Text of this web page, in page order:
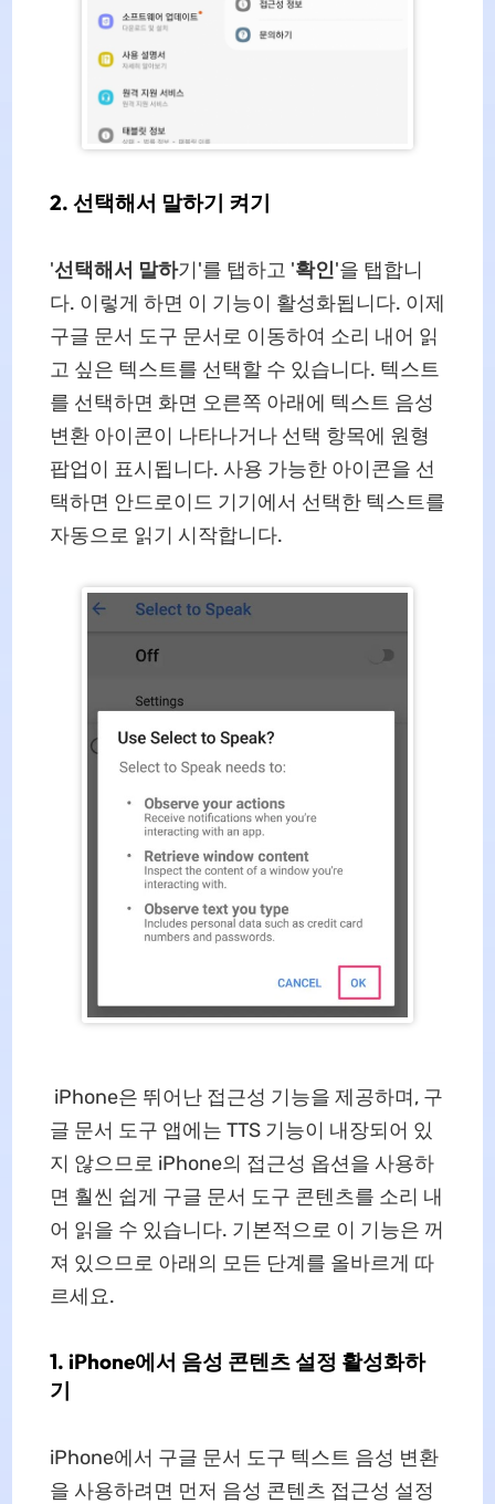
2. 선택해서 말하기 켜기
'선택해서 말하기'를 탭하고 '확인'을 탭합니
다. 이렇게 하면 이 기능이 활성화됩니다. 이제
구글 문서 도구 문서로 이동하여 소리 내어 읽
고 싶은 텍스트를 선택할 수 있습니다. 텍스트
를 선택하면 화면 오른쪽 아래에 텍스트 음성
변환 아이콘이 나타나거나 선택 항목에 원형
팝업이 표시됩니다. 사용 가능한 아이콘을 선
택하면 안드로이드 기기에서 선택한 텍스트를
자동으로 읽기 시작합니다.
iPhone은 뛰어난 접근성 기능을 제공하며, 구
글 문서 도구 앱에는 TTS 기능이 내장되어 있
지 않으므로 iPhone의 접근성 옵션을 사용하
면 훨씬 쉽게 구글 문서 도구 콘텐츠를 소리 내
어 읽을 수 있습니다. 기본적으로 이 기능은 꺼
져 있으므로 아래의 모든 단계를 올바르게 따
르세요.
1. iPhone에서 음성 콘텐츠 설정 활성화하
기
iPhone에서 구글 문서 도구 텍스트 음성 변환
을 사용하려면 먼저 음성 콘텐츠 접근성 설정